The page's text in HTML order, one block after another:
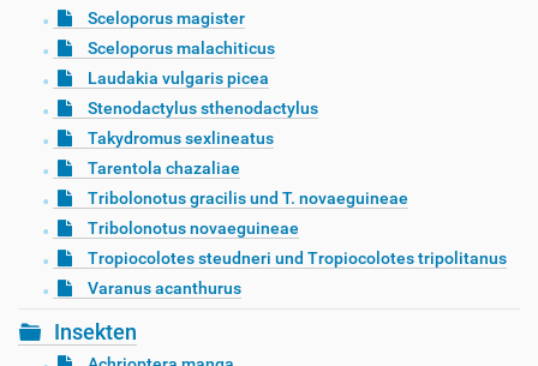
Sceloporus magister
Sceloporus malachiticus
Laudakia vulgaris picea
Stenodactylus sthenodactylus
Takydromus sexlineatus
Tarentola chazaliae
Tribolonotus gracilis und T. novaeguineae
Tribolonotus novaeguineae
Tropiocolotes steudneri und Tropiocolotes tripolitanus
Varanus acanthurus
Insekten